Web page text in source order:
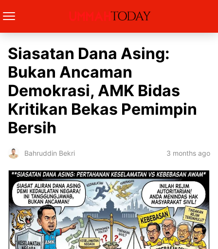
Siasatan Dana Asing:
Bukan Ancaman
Demokrasi, AMK Bidas
Kritikan Bekas Pemimpin
Bersih
Bahruddin Bekri 3 months ago